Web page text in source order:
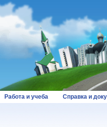
Работа и учеба Справка и